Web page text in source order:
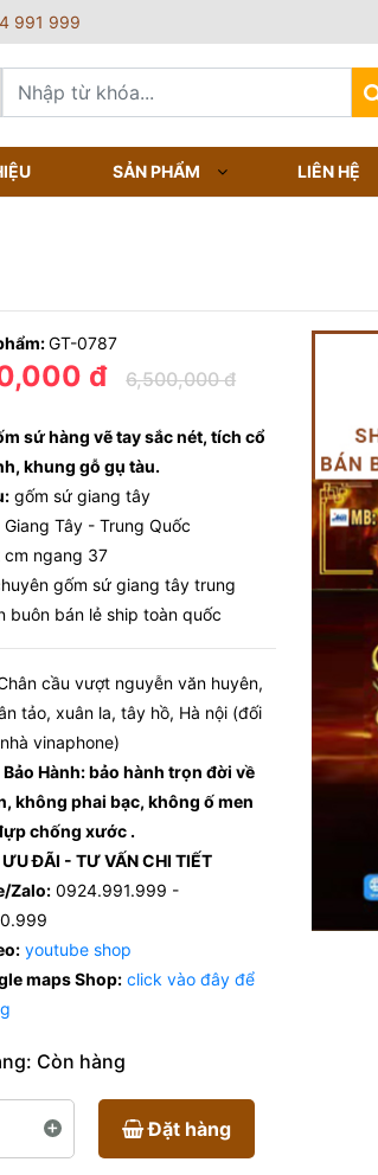
991 999
SẢN PHẨM LIÊN HỆ
GT-0787
đ 6,500,000 đ
sứ hàng vẽ tay sắc nét, tích cổ
khung gỗ gụ tàu.
gốm sứ giang tây
Giang Tây - Trung Quốc
cm ngang 37
gốm sứ giang tây trung
buôn bán lẻ ship toàn quốc
cầu vượt nguyễn văn huyên,
tảo, xuân la, tây hồ, Hà nội (đối
vinaphone)
Hành: bảo hành trọn đời về
không phai bạc, không ố men
chống xước .
ƯU ĐÃI - TƯ VẤN CHI TIẾT
Zalo: 0924.991.999 -
youtube shop
maps Shop: click vào đây để
Còn hàng
+ Đặt hàng